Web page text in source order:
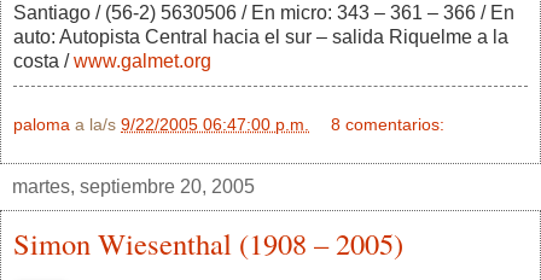
Santiago / (56-2) 5630506 / En micro: 343 – 361 – 366 / En
auto: Autopista Central hacia el sur – salida Riquelme a la
costa /www.galmet.org
paloma a la/s 9/22/2005 06:47:00 p.m. 8 comentarios:
martes, septiembre 20, 2005
Simon Wiesenthal (1908 – 2005)